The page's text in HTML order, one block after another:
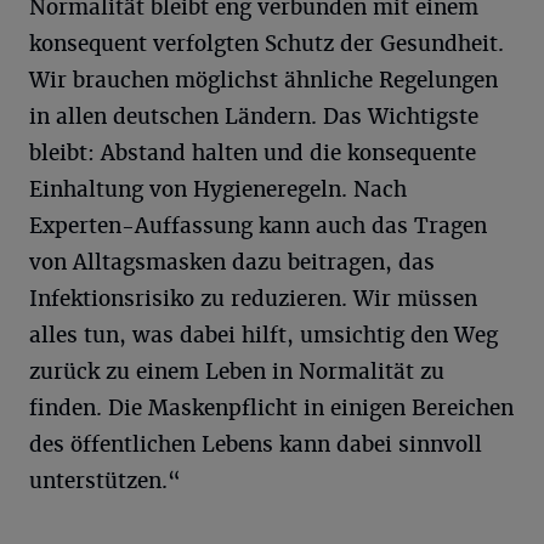
Normalität bleibt eng verbunden mit einem
konsequent verfolgten Schutz der Gesundheit.
Wir brauchen möglichst ähnliche Regelungen
in allen deutschen Ländern. Das Wichtigste
bleibt: Abstand halten und die konsequente
Einhaltung von Hygieneregeln. Nach
Experten-Auffassung kann auch das Tragen
von Alltagsmasken dazu beitragen, das
Infektionsrisiko zu reduzieren. Wir müssen
alles tun, was dabei hilft, umsichtig den Weg
zurück zu einem Leben in Normalität zu
finden. Die Maskenpflicht in einigen Bereichen
des öffentlichen Lebens kann dabei sinnvoll
unterstützen.“